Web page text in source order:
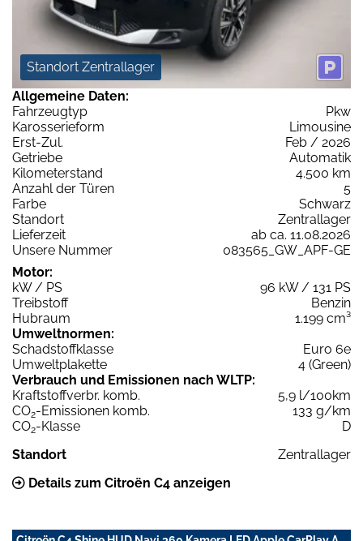
Standort Zentrallager
Allgemeine Daten:
Fahrzeugtyp
Pkw
Karosserieform
Limousine
Erst-Zul.
Feb / 2026
Getriebe
Automatik
Kilometerstand
4.500 km
Anzahl der Türen
5
Farbe
Schwarz
Standort
Zentrallager
Lieferzeit
ab ca. 11.08.2026
Unsere Nummer
083565_GW_APF-GE
Motor:
kW / PS
96 kW / 131 PS
Treibstoff
Benzin
Hubraum
1.199 cm³
Umweltnormen:
Schadstoffklasse
Euro 6e
Umweltplakette
4 (Green)
Verbrauch und Emissionen nach WLTP:
Kraftstoffverbr. komb.
5,9 l/100km
CO2-Emissionen komb.
133 g/km
CO2-Klasse
D
Standort
Zentrallager
Details zum Citroën C4 anzeigen